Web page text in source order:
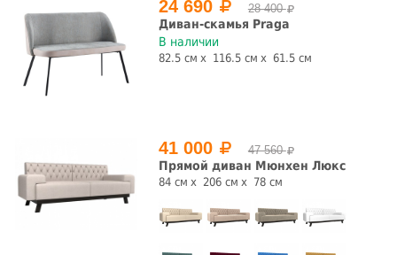
24 690 28 400
Диван-скамья Praga
В наличии
82.5 см 116.5 см 61.5 см
41 000 47 560
Прямой диван Мюнхен Люкс
84 см 206 см 78 см